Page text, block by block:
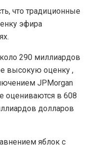
что традиционные
эфира
290 миллиардов
высокую оценку ,
JPMorgan
оцениваются в 608
долларов
яблок с